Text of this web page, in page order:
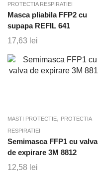
PROTECTIA RESPIRATIEI
Masca pliabila FFP2 cu
supapa REFIL 641
17,63 lei
MASTI PROTECTIE, PROTECTIA
RESPIRATIEI
Semimasca FFP1 cu valva
de expirare 3M 8812
12,58 lei